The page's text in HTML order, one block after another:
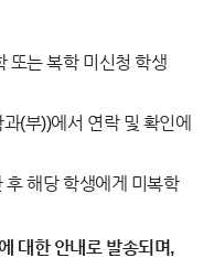
또는 복학 미신청 학생
(부))에서 연락 및 확인에
후 해당 학생에게 미복학
대한 안내로 발송되며,